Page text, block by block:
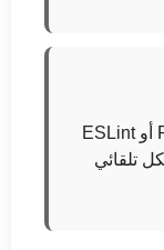
الاعتماد على أدوات مثل Prettier أو ESLint
تلقائي